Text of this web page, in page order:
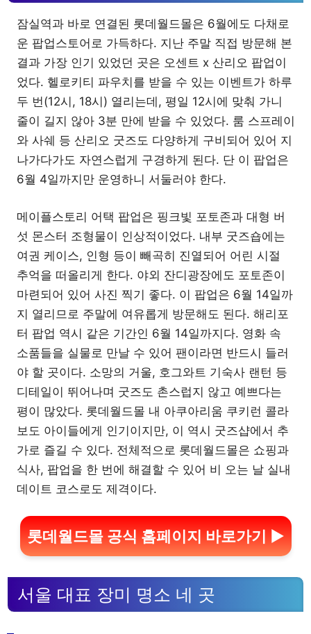
잠실역과 바로 연결된 롯데월드몰은 6월에도 다채로
운 팝업스토어로 가득하다. 지난 주말 직접 방문해 본
결과 가장 인기 있었던 곳은 오센트 x 산리오 팝업이
었다. 헬로키티 파우치를 받을 수 있는 이벤트가 하루
두 번(12시, 18시) 열리는데, 평일 12시에 맞춰 가니
줄이 길지 않아 3분 만에 받을 수 있었다. 룸 스프레이
와 사쉐 등 산리오 굿즈도 다양하게 구비되어 있어 지
나가다가도 자연스럽게 구경하게 된다. 단 이 팝업은
6월 4일까지만 운영하니 서둘러야 한다.
메이플스토리 어택 팝업은 핑크빛 포토존과 대형 버
섯 몬스터 조형물이 인상적이었다. 내부 굿즈숍에는
여권 케이스, 인형 등이 빼곡히 진열되어 어린 시절
추억을 떠올리게 한다. 야외 잔디광장에도 포토존이
마련되어 있어 사진 찍기 좋다. 이 팝업은 6월 14일까
지 열리므로 주말에 여유롭게 방문해도 된다. 해리포
터 팝업 역시 같은 기간인 6월 14일까지다. 영화 속
소품들을 실물로 만날 수 있어 팬이라면 반드시 들러
야 할 곳이다. 소망의 거울, 호그와트 기숙사 랜턴 등
디테일이 뛰어나며 굿즈도 촌스럽지 않고 예쁘다는
평이 많았다. 롯데월드몰 내 아쿠아리움 쿠키런 콜라
보도 아이들에게 인기이지만, 이 역시 굿즈샵에서 추
가로 즐길 수 있다. 전체적으로 롯데월드몰은 쇼핑과
식사, 팝업을 한 번에 해결할 수 있어 비 오는 날 실내
데이트 코스로도 제격이다.
롯데월드몰 공식 홈페이지 바로가기 ▶
서울 대표 장미 명소 네 곳